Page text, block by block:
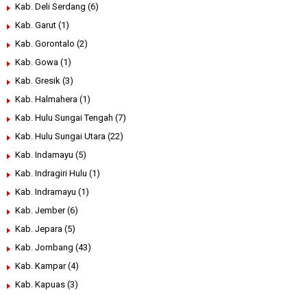
Kab. Deli Serdang (6)
Kab. Garut (1)
Kab. Gorontalo (2)
Kab. Gowa (1)
Kab. Gresik (3)
Kab. Halmahera (1)
Kab. Hulu Sungai Tengah (7)
Kab. Hulu Sungai Utara (22)
Kab. Indamayu (5)
Kab. Indragiri Hulu (1)
Kab. Indramayu (1)
Kab. Jember (6)
Kab. Jepara (5)
Kab. Jombang (43)
Kab. Kampar (4)
Kab. Kapuas (3)